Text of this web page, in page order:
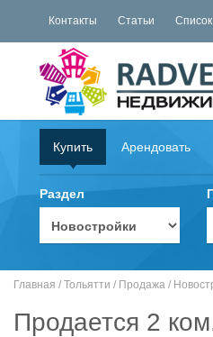
Контакты Статьи Список
Купить Арендовать
Раздел
Главная / Тольятти / Продажа /
Продается 2